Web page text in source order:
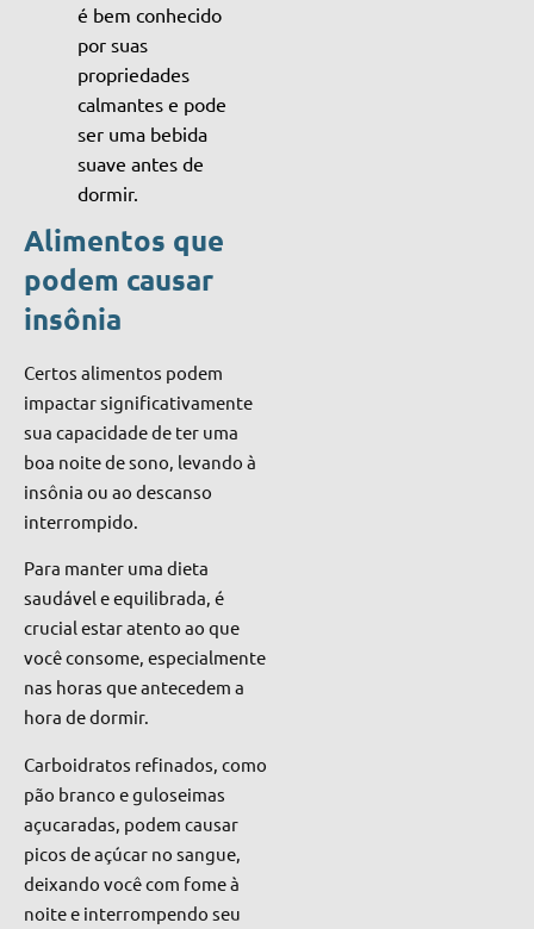
é bem conhecido
por suas
propriedades
calmantes e pode
ser uma bebida
suave antes de
dormir.
Alimentos que
podem causar
insônia
Certos alimentos podem
impactar significativamente
sua capacidade de ter uma
boa noite de sono, levando à
insônia ou ao descanso
interrompido.
Para manter uma dieta
saudável e equilibrada, é
crucial estar atento ao que
você consome, especialmente
nas horas que antecedem a
hora de dormir.
Carboidratos refinados, como
pão branco e guloseimas
açucaradas, podem causar
picos de açúcar no sangue,
deixando você com fome à
noite e interrompendo seu